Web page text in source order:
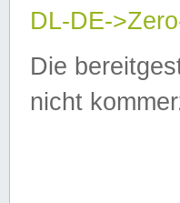
DL-DE-
Die
nicht